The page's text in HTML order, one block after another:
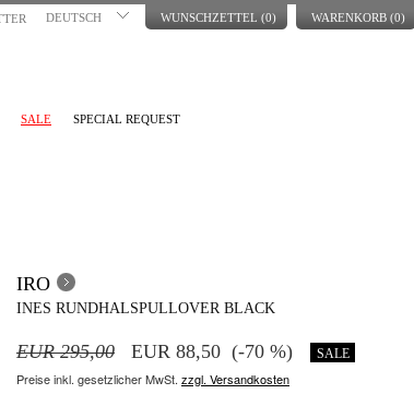
DEUTSCH WUNSCHZETTEL (0) WARENKORB (0)
SALE SPECIAL REQUEST
IRO
INES RUNDHALSPULLOVER BLACK
EUR 295,00 EUR 88,50 (-70 %) SALE
Preise inkl. gesetzlicher MwSt. zzgl. Versandkosten